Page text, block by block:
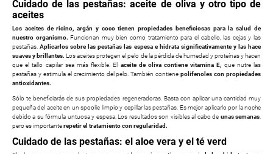
Cuidado de las pestañas: aceite de oliva y otro tipo de
aceites
Los aceites de ricino, argán y coco tienen propiedades beneficiosas para la salud de
nuestro organismo. Funcionan muy bien como tratamiento para el cabello, las cejas y las
pestañas.Aplicarlos sobre las pestañas las espesa e hidrata significativamente y las hace
suaves y brillantes. Los aceites protegen el pelo de la pérdida de humedad y proteínas y hacen
que el tallo capilar sea más flexible. El aceite de oliva contiene vitamina E, que nutre las
pestañas y estimula el crecimiento del pelo. También contienepolifenoles con propiedades
antioxidantes.
Sólo te beneficiarás de sus propiedades regeneradoras. Basta con aplicar una cantidad muy
pequeña del aceite en un spoolie limpio y cepillar las pestañas. Es mejor aplicarlo por la noche
debido a su fórmula untuosa y espesa. Los resultados son visibles al cabo de unas semanas
pero es importanterepetir el tratamiento con regularidad.
Cuidado de las pestañas: el aloe vera y el té verd